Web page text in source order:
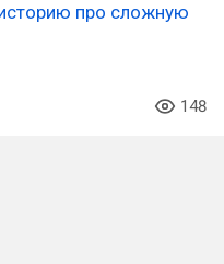
про сложную
148